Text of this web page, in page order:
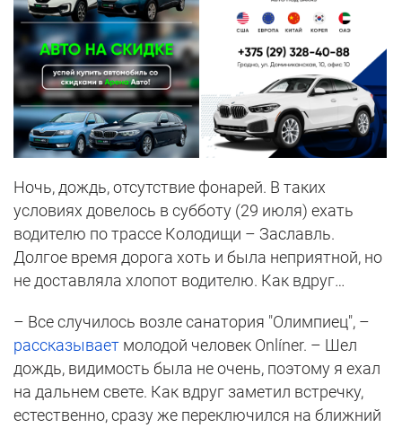
Ночь, дождь, отсутствие фонарей. В таких
условиях довелось в субботу (29 июля) ехать
водителю по трассе Колодищи – Заславль.
Долгое время дорога хоть и была неприятной, но
не доставляла хлопот водителю. Как вдруг…
– Все случилось возле санатория "Олимпиец", –
рассказывает молодой человек Onlíner. – Шел
дождь, видимость была не очень, поэтому я ехал
на дальнем свете. Как вдруг заметил встречку,
естественно, сразу же переключился на ближний